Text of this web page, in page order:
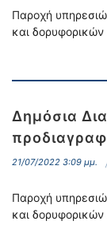
Παροχή
και
Δημόσια
21/07/2022 3:09 μμ.
Παροχή
και